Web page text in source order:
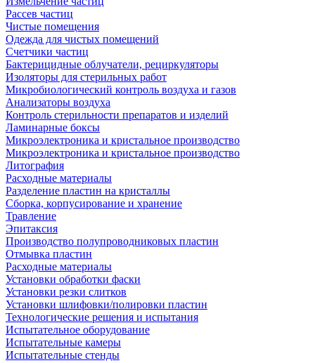
Рассев частиц
Чистые помещения
Одежда для чистых помещений
Счетчики частиц
Бактерицидные облучатели, рециркуляторы
Изоляторы для стерильных работ
Микробиологический контроль воздуха и газов
Анализаторы воздуха
Контроль стерильности препаратов и изделий
Ламинарные боксы
Микроэлектроника и кристальное производство
Микроэлектроника и кристальное производство
Литография
Расходные материалы
Разделение пластин на кристаллы
Сборка, корпусирование и хранение
Травление
Эпитаксия
Производство полупроводниковых пластин
Отмывка пластин
Расходные материалы
Установки обработки фаски
Установки резки слитков
Установки шлифовки/полировки пластин
Технологические решения и испытания
Испытательное оборудование
Испытательные камеры
Испытательные стенды